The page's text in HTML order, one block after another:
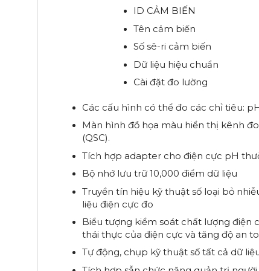
ID CẢM BIẾN
Tên cảm biến
Số sê-ri cảm biến
Dữ liệu hiệu chuẩn
Cài đặt đo lường
Các cấu hình có thể đo các chỉ tiêu:
Màn hình đồ họa màu hiển thị kênh
(QSC).
Tích hợp adapter cho điện cực pH
Bộ nhớ lưu trữ 10,000 điểm dữ liệu
Truyền tín hiệu kỹ thuật số loại bỏ
liệu điện cực đo
Biểu tượng kiểm soát chất lượng điện
thái thực của điện cực và tăng độ an
Tự động, chụp kỹ thuật số tất cả dữ